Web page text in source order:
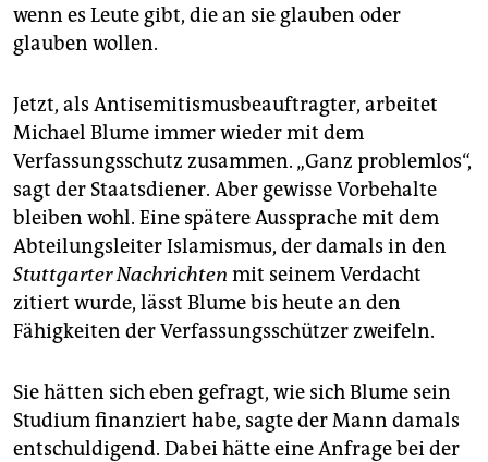
wenn es Leute gibt, die an sie glauben oder
glauben wollen.
Jetzt, als Antisemitismusbeauftragter, arbeitet
Michael Blume immer wieder mit dem
Verfassungsschutz zusammen. „Ganz problemlos“,
sagt der Staatsdiener. Aber gewisse Vorbehalte
bleiben wohl. Eine spätere Aussprache mit dem
Abteilungsleiter Islamismus, der damals in den
Stuttgarter Nachrichten mit seinem Verdacht
zitiert wurde, lässt Blume bis heute an den
Fähigkeiten der Verfassungsschützer zweifeln.
Sie hätten sich eben gefragt, wie sich Blume sein
Studium finanziert habe, sagte der Mann damals
entschuldigend. Dabei hätte eine Anfrage bei der